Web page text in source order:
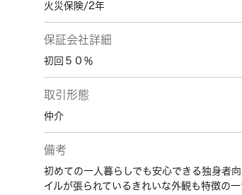
火災保険/2年
保証会社詳細
初回５０％
取引形態
仲介
備考
初めての一人暮らしでも安心できる独身者
イルが張られているきれいな外観も特徴の